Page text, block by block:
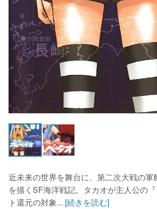
近未来の世界を舞台に、第二次大戦の
を描くSF海洋戦記。タカオが主人公の
ト還元の対象... [続きを読む]